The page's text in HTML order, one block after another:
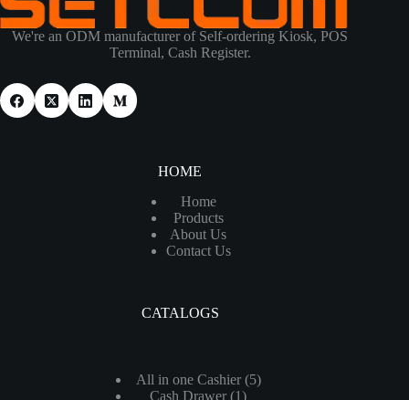
We're an ODM manufacturer of Self-ordering Kiosk, POS
Terminal, Cash Register.
HOME
Home
Products
About Us
Contact Us
CATALOGS
All in one Cashier 55
Cash Drawer 11